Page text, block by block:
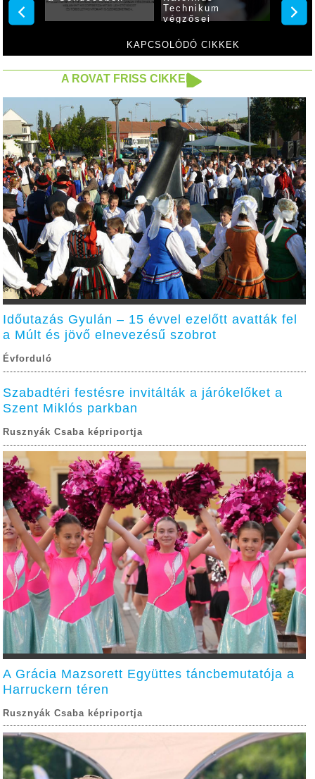
KAPCSOLÓDÓ CIKKEK
Technikum
végzősei
A ROVAT FRISS CIKKEI
Időutazás Gyulán – 15 évvel ezelőtt avatták fel
a Múlt és jövő elnevezésű szobrot
Évforduló
Szabadtéri festésre invitálták a járókelőket a
Szent Miklós parkban
Rusznyák Csaba képriportja
A Grácia Mazsorett Együttes táncbemutatója a
Harruckern téren
Rusznyák Csaba képriportja